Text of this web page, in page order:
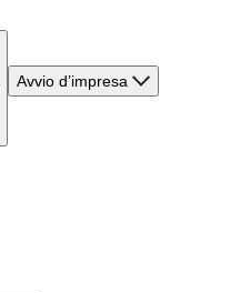
Avvio d’impresa